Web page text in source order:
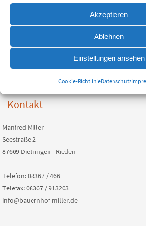
Akzeptieren
Ablehnen
Einstellungen ansehen
Cookie-RichtlinieDatenschutz
Kontakt
Manfred Miller
Seestraße 2
87669 Dietringen - Rieden
Telefon: 08367 / 466
Telefax: 08367 / 913203
info@bauernhof-miller.de